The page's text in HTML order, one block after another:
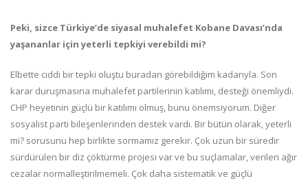
Peki, sizce Türkiye’de siyasal muhalefet Kobane Davası’nda
yaşananlar için yeterli tepkiyi verebildi mi?
Elbette ciddi bir tepki oluştu buradan görebildiğim kadarıyla. Son
karar duruşmasına muhalefet partilerinin katılımı, desteği önemliydi.
CHP heyetinin güçlü bir katılımı olmuş, bunu önemsiyorum. Diğer
sosyalist parti bileşenlerinden destek vardı. Bir bütün olarak, yeterli
mi? sorusunu hep birlikte sormamız gerekir. Çok uzun bir süredir
sürdürülen bir diz çöktürme projesi var ve bu suçlamalar, verilen ağır
cezalar normalleştirilmemeli. Çok daha sistematik ve güçlü